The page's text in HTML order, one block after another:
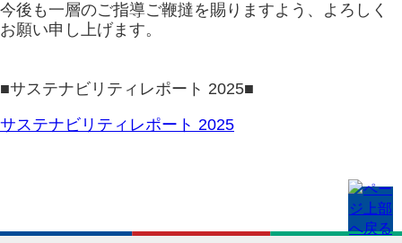
今後も一層のご指導ご鞭撻を賜りますよう、よろしく
お願い申し上げます。
■サステナビリティレポート 2025■
サステナビリティレポート 2025